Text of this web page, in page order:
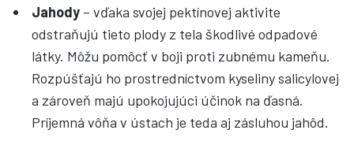
Jahody – vďaka svojej pektínovej aktivite
odstraňujú tieto plody z tela škodlivé odpadové
látky. Môžu pomôcť v boji proti zubnému kameňu.
Rozpúšťajú ho prostredníctvom kyseliny salicylovej
a zároveň majú upokojujúci účinok na ďasná.
Príjemná vôňa v ústach je teda aj zásluhou jahôd.